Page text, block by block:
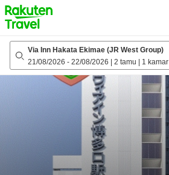
to
top
page
Via Inn Hakata Ekimae (JR West Group)
21/08/2026 - 22/08/2026 2 tamu 1 kamar